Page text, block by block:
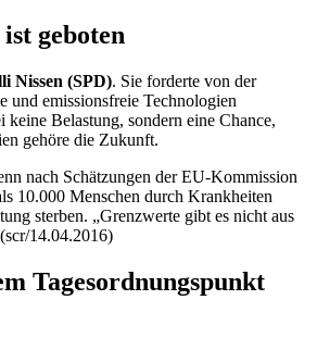
geboten
Nissen (SPD). Sie forderte von der
und emissionsfreie Technologien
keine Belastung, sondern eine Chance,
gehöre die Zukunft.
nach Schätzungen der EU-Kommission
10.000 Menschen durch Krankheiten
sterben. „Grenzwerte gibt es nicht aus
14.04.2016)
Tagesordnungspunkt